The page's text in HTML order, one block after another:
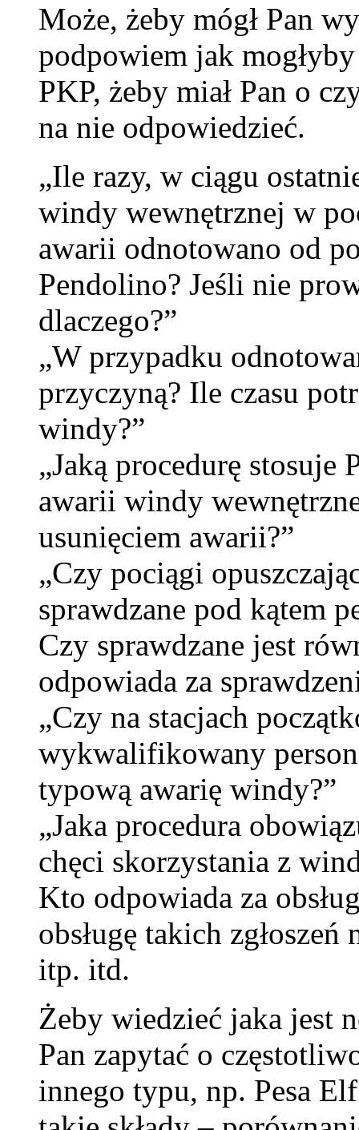
Może, żeby mógł Pan
podpowiem jak
PKP, żeby miał Pan o
na nie odpowiedzieć.
„Ile razy, w ciągu
windy wewnętrznej w
awarii odnotowano od
Pendolino? Jeśli nie
dlaczego?”
„W przypadku
przyczyną? Ile czasu
windy?”
„Jaką procedurę stosuje
awarii windy
usunięciem awarii?”
„Czy pociągi
sprawdzane pod kątem
Czy sprawdzane jest
odpowiada za
„Czy na stacjach
wykwalifikowany
typową awarię windy?”
„Jaka procedura
chęci skorzystania z
Kto odpowiada za
obsługę takich
itp. itd.
Żeby wiedzieć jaka jest
Pan zapytać o
innego typu, np. Pesa